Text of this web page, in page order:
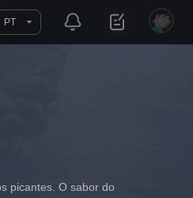
PT
picantes. O sabor do